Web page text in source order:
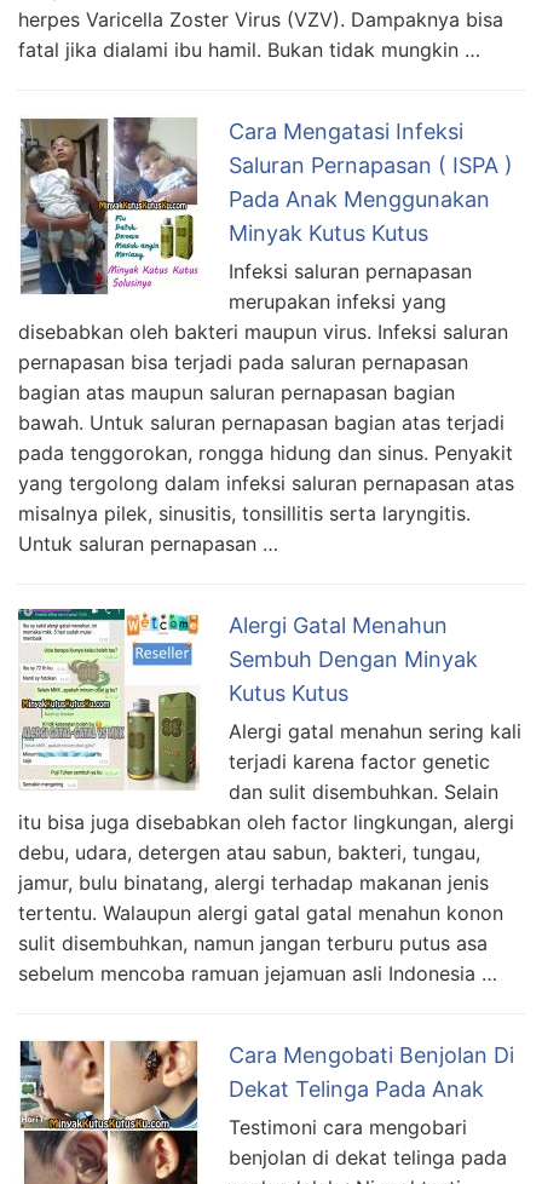
herpes Varicella Zoster Virus (VZV). Dampaknya bisa
fatal jika dialami ibu hamil. Bukan tidak mungkin …
Cara Mengatasi Infeksi
Saluran Pernapasan ( ISPA )
Pada Anak Menggunakan
Minyak Kutus Kutus
Infeksi saluran pernapasan
merupakan infeksi yang
disebabkan oleh bakteri maupun virus. Infeksi saluran
pernapasan bisa terjadi pada saluran pernapasan
bagian atas maupun saluran pernapasan bagian
bawah. Untuk saluran pernapasan bagian atas terjadi
pada tenggorokan, rongga hidung dan sinus. Penyakit
yang tergolong dalam infeksi saluran pernapasan atas
misalnya pilek, sinusitis, tonsillitis serta laryngitis.
Untuk saluran pernapasan …
Alergi Gatal Menahun
Sembuh Dengan Minyak
Kutus Kutus
Alergi gatal menahun sering kali
terjadi karena factor genetic
dan sulit disembuhkan. Selain
itu bisa juga disebabkan oleh factor lingkungan, alergi
debu, udara, detergen atau sabun, bakteri, tungau,
jamur, bulu binatang, alergi terhadap makanan jenis
tertentu. Walaupun alergi gatal gatal menahun konon
sulit disembuhkan, namun jangan terburu putus asa
sebelum mencoba ramuan jejamuan asli Indonesia …
Cara Mengobati Benjolan Di
Dekat Telinga Pada Anak
Testimoni cara mengobari
benjolan di dekat telinga pada